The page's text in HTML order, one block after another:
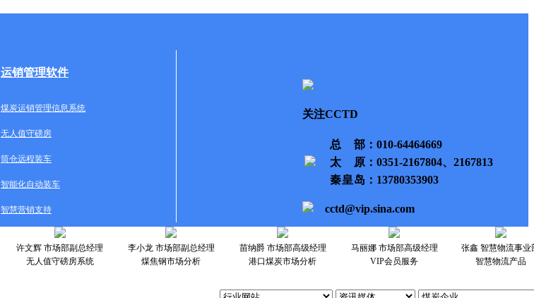
运销管理软件
煤炭运销管理信息系统
无人值守磅房
筒仓远程装车
智能化自动装车
智慧营销支持
关注CCTD
总部 ：010-64464669
太原 ：0351-2167804、2167813
秦皇岛 ：13780353903
cctd@vip.sina.com
许文辉 市场部副总经理
无人值守磅房系统
李小龙 市场部副总经理
煤焦钢市场分析
苗纳爵 市场部高级经理
港口煤炭市场分析
马丽娜 市场部高级经理
VIP会员服务
张鑫 智慧物流事业
智慧物流产品